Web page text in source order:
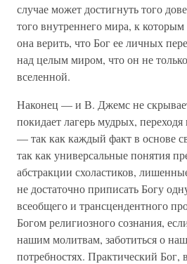
случае может достигнуть того
того внутреннего мира, к которым
она верить, что Бог ее личных
над целым миром, что он не
вселенной.
Наконец — и В. Джемс не скрывает
покидает лагерь мудрых,
— так как каждый факт в основе
так как универсальные понятия
абстракции схоластиков,
не достаточно приписать Богу
всеобщего и трансцендентного
Богом религиозного сознания,
нашим молитвам, заботиться о
потребностях. Практический Бог,